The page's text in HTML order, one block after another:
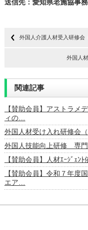
送信先：愛知県老施協事
外国人介護人材受入研修会
外国人
関連記事
【賛助会員】アストラメ
ィの…
外国人材受け入れ研修会
外国人技能向上研修 専
【賛助会員】人材ｴｰｼﾞｪ
【賛助会員】令和７年度
エア…